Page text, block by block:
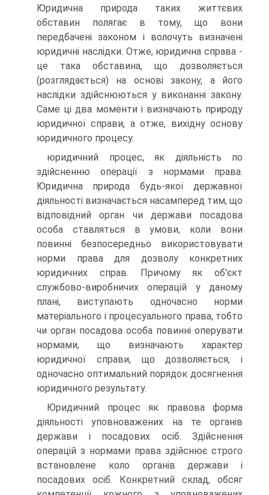
Юридична природа таких життєвих
обставин полягає в тому, що вони
передбачені законом і волочуть визначені
юридичні наслідки. Отже, юридична справа -
це така обставина, що дозволяється
(розглядається) на основі закону, а його
наслідки здійснюються у виконанні закону.
Саме ці два моменти і визначають природу
юридичної справи, а отже, вихідну основу
юридичного процесу.
юридичний процес, як діяльність по
здійсненню операції з нормами права.
Юридична природа будь-якої державної
діяльності визначається насамперед тим, що
відповідний орган чи держави посадова
особа ставляться в умови, коли вони
повинні безпосередньо використовувати
норми права для дозволу конкретних
юридичних справ. Причому як об'єкт
службово-виробничих операцій у даному
плані, виступають одночасно норми
матеріального і процесуального права, тобто
чи орган посадова особа повинні оперувати
нормами, що визначають характер
юридичної справи, що дозволяється, і
одночасно оптимальний порядок досягнення
юридичного результату.
Юридичний процес як правова форма
діяльності уповноважених на те органів
держави і посадових осіб. Здійснення
операцій з нормами права здійснює строго
встановлене коло органів держави і
посадових осіб. Конкретний склад, обсяг